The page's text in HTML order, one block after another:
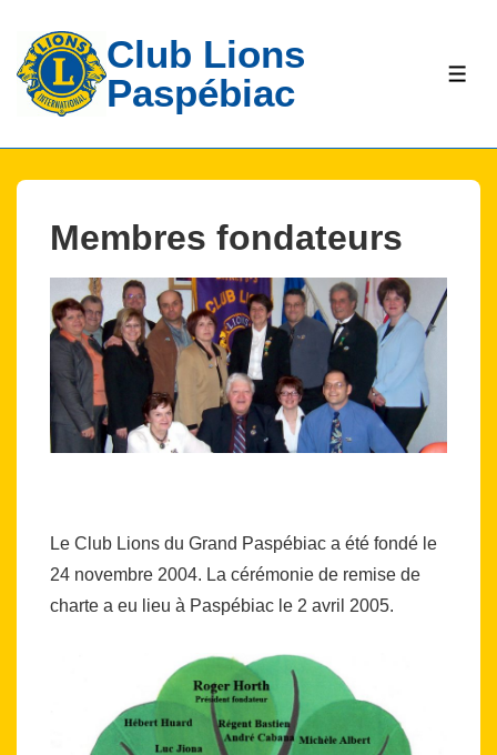
passer
au
contenu
Club Lions
Paspébiac
Membres fondateurs
Le Club Lions du Grand Paspébiac a été fondé le
24 novembre 2004. La cérémonie de remise de
charte a eu lieu à Paspébiac le 2 avril 2005.